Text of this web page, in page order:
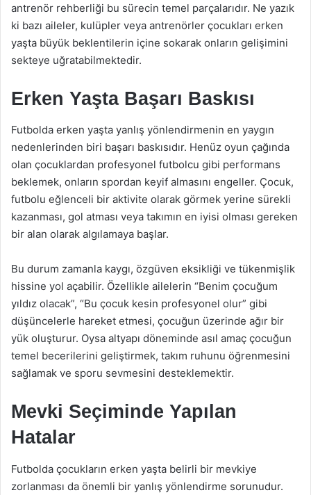
antrenör rehberliği bu sürecin temel parçalarıdır. Ne yazık
ki bazı aileler, kulüpler veya antrenörler çocukları erken
yaşta büyük beklentilerin içine sokarak onların gelişimini
sekteye uğratabilmektedir.
Erken Yaşta Başarı Baskısı
Futbolda erken yaşta yanlış yönlendirmenin en yaygın
nedenlerinden biri başarı baskısıdır. Henüz oyun çağında
olan çocuklardan profesyonel futbolcu gibi performans
beklemek, onların spordan keyif almasını engeller. Çocuk,
futbolu eğlenceli bir aktivite olarak görmek yerine sürekli
kazanması, gol atması veya takımın en iyisi olması gereken
bir alan olarak algılamaya başlar.
Bu durum zamanla kaygı, özgüven eksikliği ve tükenmişlik
hissine yol açabilir. Özellikle ailelerin “Benim çocuğum
yıldız olacak”, “Bu çocuk kesin profesyonel olur” gibi
düşüncelerle hareket etmesi, çocuğun üzerinde ağır bir
yük oluşturur. Oysa altyapı döneminde asıl amaç çocuğun
temel becerilerini geliştirmek, takım ruhunu öğrenmesini
sağlamak ve sporu sevmesini desteklemektir.
Mevki Seçiminde Yapılan
Hatalar
Futbolda çocukların erken yaşta belirli bir mevkiye
zorlanması da önemli bir yanlış yönlendirme sorunudur.